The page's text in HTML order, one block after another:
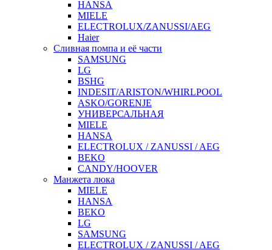
HANSA
MIELE
ELECTROLUX/ZANUSSI/AEG
Haier
Сливная помпа и её части
SAMSUNG
LG
BSHG
INDESIT/ARISTON/WHIRLPOOL
ASKO/GORENJE
УНИВЕРСАЛЬНАЯ
MIELE
HANSA
ELECTROLUX / ZANUSSI / AEG
BEKO
CANDY/HOOVER
Манжета люка
MIELE
HANSA
BEKO
LG
SAMSUNG
ELECTROLUX / ZANUSSI / AEG